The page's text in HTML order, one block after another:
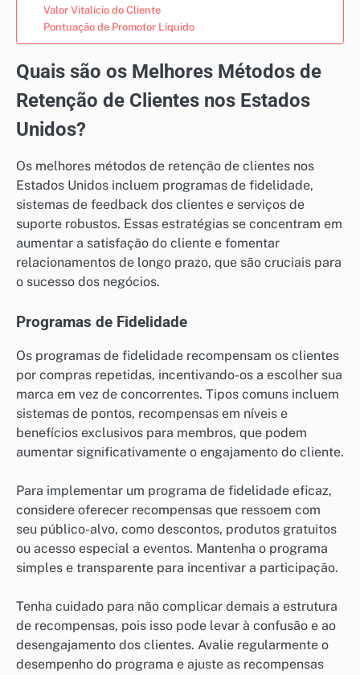
Valor Vitalício do Cliente
Pontuação de Promotor Líquido
Quais são os Melhores Métodos de
Retenção de Clientes nos Estados
Unidos?
Os melhores métodos de retenção de clientes nos
Estados Unidos incluem programas de fidelidade,
sistemas de feedback dos clientes e serviços de
suporte robustos. Essas estratégias se concentram em
aumentar a satisfação do cliente e fomentar
relacionamentos de longo prazo, que são cruciais para
o sucesso dos negócios.
Programas de Fidelidade
Os programas de fidelidade recompensam os clientes
por compras repetidas, incentivando-os a escolher sua
marca em vez de concorrentes. Tipos comuns incluem
sistemas de pontos, recompensas em níveis e
benefícios exclusivos para membros, que podem
aumentar significativamente o engajamento do cliente.
Para implementar um programa de fidelidade eficaz,
considere oferecer recompensas que ressoem com
seu público-alvo, como descontos, produtos gratuitos
ou acesso especial a eventos. Mantenha o programa
simples e transparente para incentivar a participação.
Tenha cuidado para não complicar demais a estrutura
de recompensas, pois isso pode levar à confusão e ao
desengajamento dos clientes. Avalie regularmente o
desempenho do programa e ajuste as recompensas